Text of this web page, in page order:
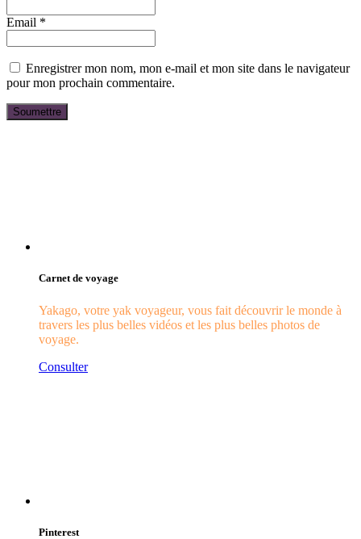
Email *
Enregistrer mon nom, mon e-mail et mon site dans le navigateur
pour mon prochain commentaire.
Carnet de voyage
Yakago, votre yak voyageur, vous fait découvrir le monde à
travers les plus belles vidéos et les plus belles photos de
voyage.
Consulter
Pinterest